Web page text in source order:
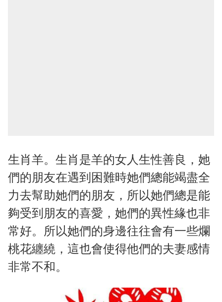
生肖羊。生肖是羊的女人生性善良，她
們的朋友在遇到困難時她們總能竭盡全
力去幫助她們的朋友，所以她們總是能
夠受到朋友的喜愛，她們的異性緣也非
常好。所以她們的身邊往往會有一些爛
桃花纏繞，這也會使得他們的夫妻感情
非常不和。